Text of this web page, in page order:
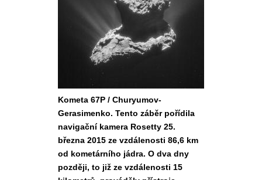
Kometa 67P / Churyumov-
Gerasimenko. Tento záběr pořídila
navigační kamera Rosetty 25.
března 2015 ze vzdálenosti 86,6 km
od kometárního jádra. O dva dny
později, to již ze vzdálenosti 15